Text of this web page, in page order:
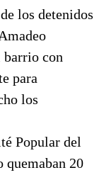
los detenidos
barrio con
para
los
Popular del
quemaban 20